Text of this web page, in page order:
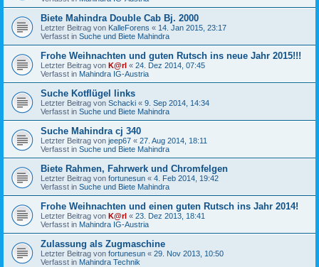
Biete Mahindra Double Cab Bj. 2000
Letzter Beitrag von KalleForens « 14. Jan 2015, 23:17
Verfasst in Suche und Biete Mahindra
Frohe Weihnachten und guten Rutsch ins neue Jahr 2015!!!
Letzter Beitrag von K@rl « 24. Dez 2014, 07:45
Verfasst in Mahindra IG-Austria
Suche Kotflügel links
Letzter Beitrag von Schacki « 9. Sep 2014, 14:34
Verfasst in Suche und Biete Mahindra
Suche Mahindra cj 340
Letzter Beitrag von jeep67 « 27. Aug 2014, 18:11
Verfasst in Suche und Biete Mahindra
Biete Rahmen, Fahrwerk und Chromfelgen
Letzter Beitrag von fortunesun « 4. Feb 2014, 19:42
Verfasst in Suche und Biete Mahindra
Frohe Weihnachten und einen guten Rutsch ins Jahr 2014!
Letzter Beitrag von K@rl « 23. Dez 2013, 18:41
Verfasst in Mahindra IG-Austria
Zulassung als Zugmaschine
Letzter Beitrag von fortunesun « 29. Nov 2013, 10:50
Verfasst in Mahindra Technik